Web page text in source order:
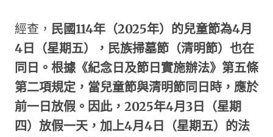
經查， 民國114年（2025年）的兒童節為4月
4日（星期五），民族掃墓節（清明節）也在
同日。根據《紀念日及節日實施辦法》第五條
第二項規定，當兒童節與清明節同日時，應於
前一日放假。因此，2025年4月3日（星期
四）放假一天，加上4月4日（星期五）的法